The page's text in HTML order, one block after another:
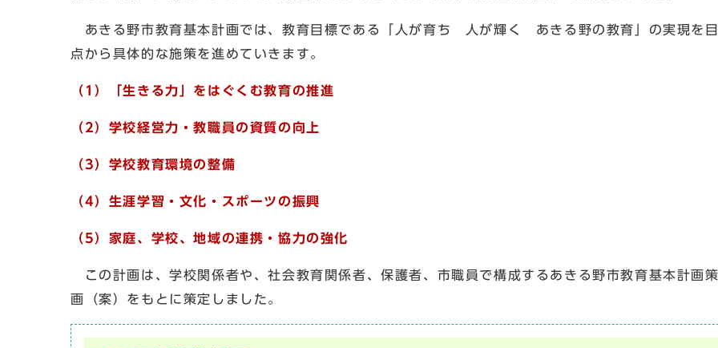
あきる野市教育基本計画では、教育目標である「人が育ち 人が輝く あきる野の教育」の実現を
点から具体的な施策を進めていきます。
（1）「生きる力」をはぐくむ教育の推進
（2）学校経営力・教職員の資質の向上
（3）学校教育環境の整備
（4）生涯学習・文化・スポーツの振興
（5）家庭、学校、地域の連携・協力の強化
この計画は、学校関係者や、社会教育関係者、保護者、市職員で構成するあきる野市教育基本計画
画（案）をもとに策定しました。